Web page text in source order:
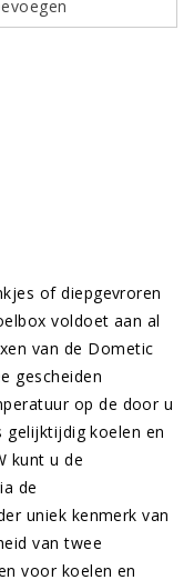
of diepgevroren
voldoet aan al
van de Dometic
gescheiden
op de door u
gelijktijdig koelen en
kunt u de
de
uniek kenmerk van
van twee
voor koelen en